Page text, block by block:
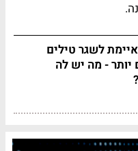
לשגר טילים
יותר - מה יש לה